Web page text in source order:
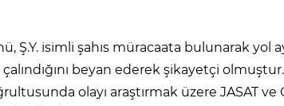
Ş.Y. isimli şahıs müracaata bulunarak yol
beyan ederek şikayetçi
olayı araştırmak üzere JASAT